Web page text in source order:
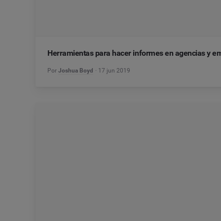
Herramientas para hacer informes en agencias y
Por Joshua Boyd 17 jun 2019